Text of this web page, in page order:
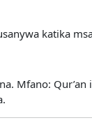
katika
Mfano: